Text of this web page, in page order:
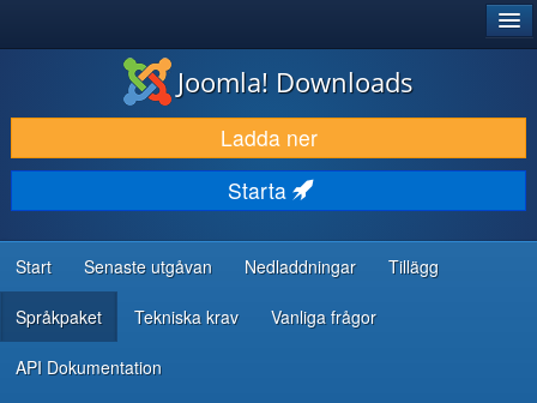
LADDA NER & UTÖKA
UPPTÄCK & LÄR
GEMENSKAP & SUPPORT
RESURSER FÖR UTVECKLARE
Joomla! Downloads
Ladda ner
Starta
Start Senaste utgåvan Nedladdningar Tillägg
Språkpaket Tekniska krav Vanliga frågor
API Dokumentation